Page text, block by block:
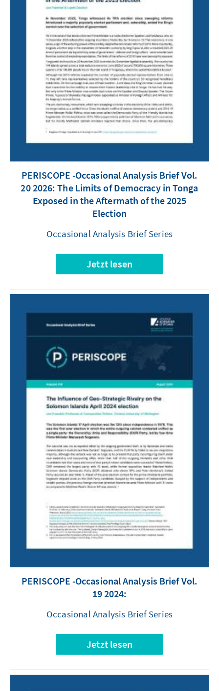
PERISCOPE -Occasional Analysis Brief Vol.
20 2026: The Limits of Democracy in Tonga
Exposed in the Aftermath of the 2025
Election
Occasional Analysis Brief Series
Jetzt lesen
PERISCOPE -Occasional Analysis Brief Vol.
19 2024:
Occasional Analysis Brief Series
Jetzt lesen